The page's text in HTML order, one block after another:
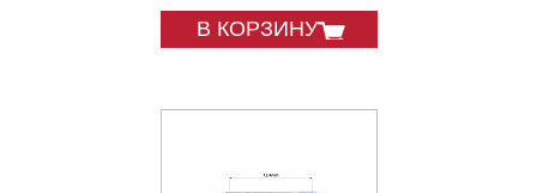
В КОРЗИНУ